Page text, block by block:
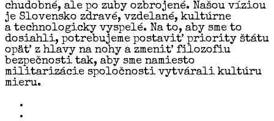
chudobné, ale po zuby ozbrojené. Našou víziou
je Slovensko zdravé, vzdelané, kultúrne
a technologicky vyspelé. Na to, aby sme to
dosiahli, potrebujeme postaviť priority štátu
opäť z hlavy na nohy a zmeniť filozofiu
bezpečnosti tak, aby sme namiesto
militarizácie spoločnosti vytvárali kultúru
mieru.